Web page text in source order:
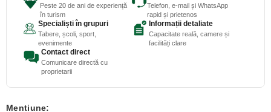
Peste 20 de ani de experiență
în turism
Telefon, e-mail și WhatsApp
rapid și prietenos
Specialiști în grupuri
Tabere, școli, sport,
evenimente
Informații detaliate
Capacitate reală, camere și
facilități clare
Contact direct
Comunicare directă cu
proprietarii
Mentiune: